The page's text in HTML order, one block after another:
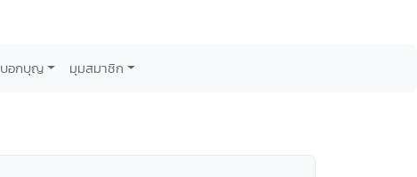
บอกบุญ มุมสมาชิก